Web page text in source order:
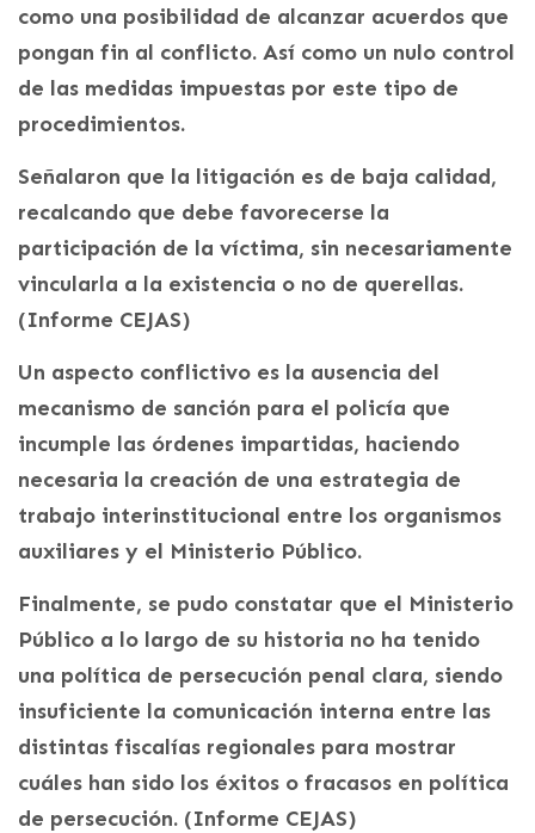
como una posibilidad de alcanzar acuerdos que
pongan fin al conflicto. Así como un nulo control
de las medidas impuestas por este tipo de
procedimientos.
Señalaron que la litigación es de baja calidad,
recalcando que debe favorecerse la
participación de la víctima, sin necesariamente
vincularla a la existencia o no de querellas.
(Informe CEJAS)
Un aspecto conflictivo es la ausencia del
mecanismo de sanción para el policía que
incumple las órdenes impartidas, haciendo
necesaria la creación de una estrategia de
trabajo interinstitucional entre los organismos
auxiliares y el Ministerio Público.
Finalmente, se pudo constatar que el Ministerio
Público a lo largo de su historia no ha tenido
una política de persecución penal clara, siendo
insuficiente la comunicación interna entre las
distintas fiscalías regionales para mostrar
cuáles han sido los éxitos o fracasos en política
de persecución. (Informe CEJAS)